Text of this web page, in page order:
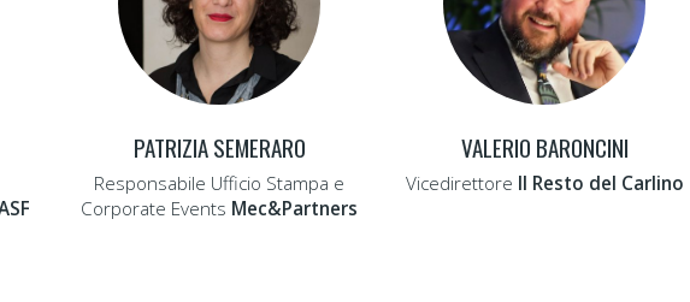
PATRIZIA SEMERARO
Responsabile Ufficio Stampa e
Corporate Events Mec&Partners
VALERIO BARONCINI
Vicedirettore Il Resto del Carlino